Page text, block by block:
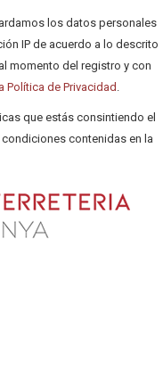
los datos personales
IP de acuerdo a lo descrito
momento del registro y con
la Política de Privacidad .
que estás consintiendo el
contenidas en la